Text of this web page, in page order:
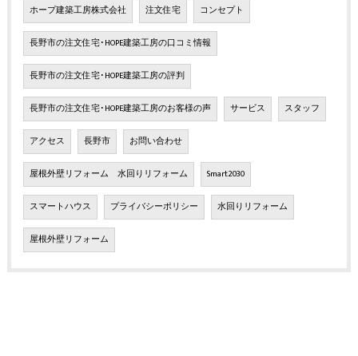
ホープ建築工房株式会社 注文住宅 コンセプト
長野市の注文住宅･HOPE建築工房の口コミ情報
長野市の注文住宅･HOPE建築工房の評判
長野市の注文住宅･HOPE建築工房のお客様の声 サービス スタッフ
アクセス 長野市 お問い合わせ
屋根外壁リフォーム 水回りリフォーム Smart2030
スマートハウス プライバシーポリシー 水回りリフォーム
屋根外壁リフォーム